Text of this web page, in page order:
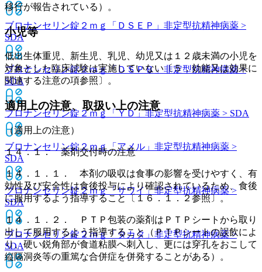
ブロナンセリン錠２ｍｇ「ＤＳＥＰ」 非定型抗精神病薬 >
SDA
ブロナンセリン錠２ｍｇ「ＤＳＰＢ」非定型抗精神病薬 >
SDA
ブロナンセリン錠２ｍｇ「ＹＤ」非定型抗精神病薬 > SDA
ブロナンセリン錠２ｍｇ「アメル」 非定型抗精神病薬 >
SDA
ブロナンセリン錠２ｍｇ「サワイ」非定型抗精神病薬 >
SDA
ブロナンセリン錠２ｍｇ「タカタ」非定型抗精神病薬 >
SDA
移行が報告されている）。
小児等
低出生体重児、新生児、乳児、幼児又は１２歳未満の小児を
対象とした臨床試験は実施していない〔５．効能又は効果に
関連する注意の項参照〕。
適用上の注意、取扱い上の注意
（適用上の注意）
１４．１． 薬剤交付時の注意
１４．１．１． 本剤の吸収は食事の影響を受けやすく、有
効性及び安全性は食後投与により確認されているため、食後
に服用するよう指導すること〔１６．１．２参照〕。
１４．１．２． ＰＴＰ包装の薬剤はＰＴＰシートから取り
出して服用するよう指導すること（ＰＴＰシートの誤飲によ
り、硬い鋭角部が食道粘膜へ刺入し、更には穿孔をおこして
縦隔洞炎等の重篤な合併症を併発することがある）。